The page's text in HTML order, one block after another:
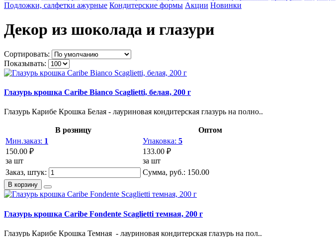
Подложки, салфетки ажурные Кондитерские формы Акции Новинки
Декор из шоколада и глазури
Сортировать:
Показывать:
Глазурь крошка Caribe Bianco Scaglietti, белая, 200 г
Глазурь Карибе Крошка Белая - лауриновая кондитерская глазурь на полно..
В розницу
Оптом
Мин.заказ: 1
150.00 ₽
за шт
Упаковка: 5
133.00 ₽
за шт
Заказ, штук:
Сумма, руб.: 150.00
В корзину
Глазурь крошка Caribe Fondente Scaglietti темная, 200 г
Глазурь Карибе Крошка Темная - лауриновая кондитерская глазурь на пол..